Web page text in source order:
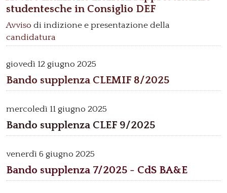
studentesche in Consiglio DEF
Avviso di indizione e presentazione della
candidatura
giovedì 12 giugno 2025
Bando supplenza CLEMIF 8/2025
mercoledì 11 giugno 2025
Bando supplenza CLEF 9/2025
venerdì 6 giugno 2025
Bando supplenza 7/2025 - CdS BA&E